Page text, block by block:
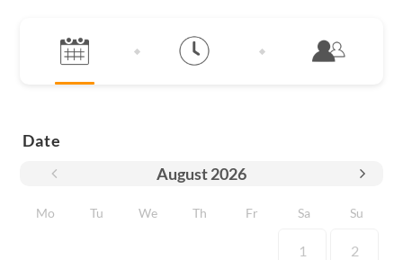
Date
August2026
Mo Tu We Th Fr Sa Su
1 2